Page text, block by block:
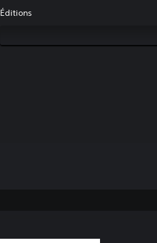
Éditions